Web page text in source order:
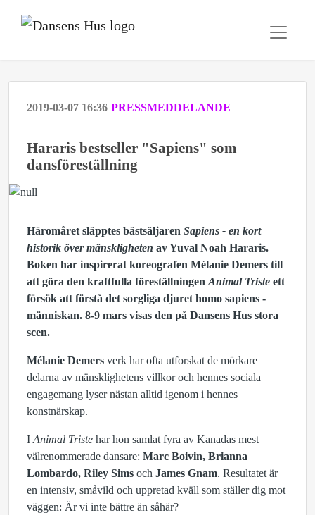
2019-03-07 16:36 PRESSMEDDELANDE
Hararis bestseller "Sapiens" som
dansföreställning
Häromåret släpptes bästsäljaren Sapiens - en kort
historik över mänskligheten av Yuval Noah Hararis.
Boken har inspirerat koreografen Mélanie Demers till
att göra den kraftfulla föreställningen Animal Triste ett
försök att förstå det sorgliga djuret homo sapiens -
människan. 8-9 mars visas den på Dansens Hus stora
scen.
Mélanie Demers verk har ofta utforskat de mörkare
delarna av mänsklighetens villkor och hennes sociala
engagemang lyser nästan alltid igenom i hennes
konstnärskap.
I Animal Triste har hon samlat fyra av Kanadas mest
välrenommerade dansare: Marc Boivin, Brianna
Lombardo, Riley Sims och James Gnam. Resultatet är
en intensiv, småvild och uppretad kväll som ställer dig mot
väggen: Är vi inte bättre än såhär?